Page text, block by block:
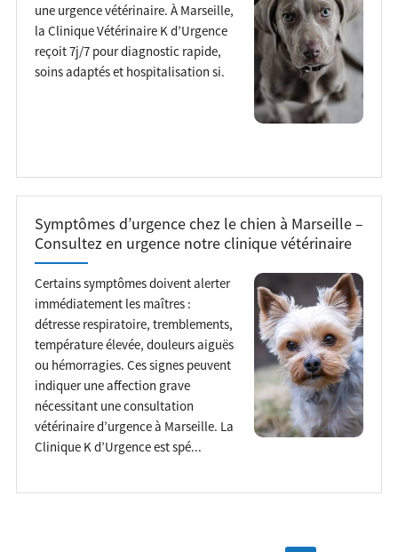
une urgence vétérinaire. À Marseille,
la Clinique Vétérinaire K d’Urgence
reçoit 7j/7 pour diagnostic rapide,
soins adaptés et hospitalisation si.
Symptômes d’urgence chez le chien à Marseille –
Consultez en urgence notre clinique vétérinaire
Certains symptômes doivent alerter
immédiatement les maîtres :
détresse respiratoire, tremblements,
température élevée, douleurs aiguës
ou hémorragies. Ces signes peuvent
indiquer une affection grave
nécessitant une consultation
vétérinaire d’urgence à Marseille. La
Clinique K d’Urgence est spé...